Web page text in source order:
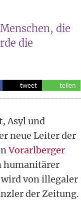
die
die
tweet teilen
Asyl und
neue Leiter der
Vorarlberger
humanitärer
wird von illegaler
der Zeitung.